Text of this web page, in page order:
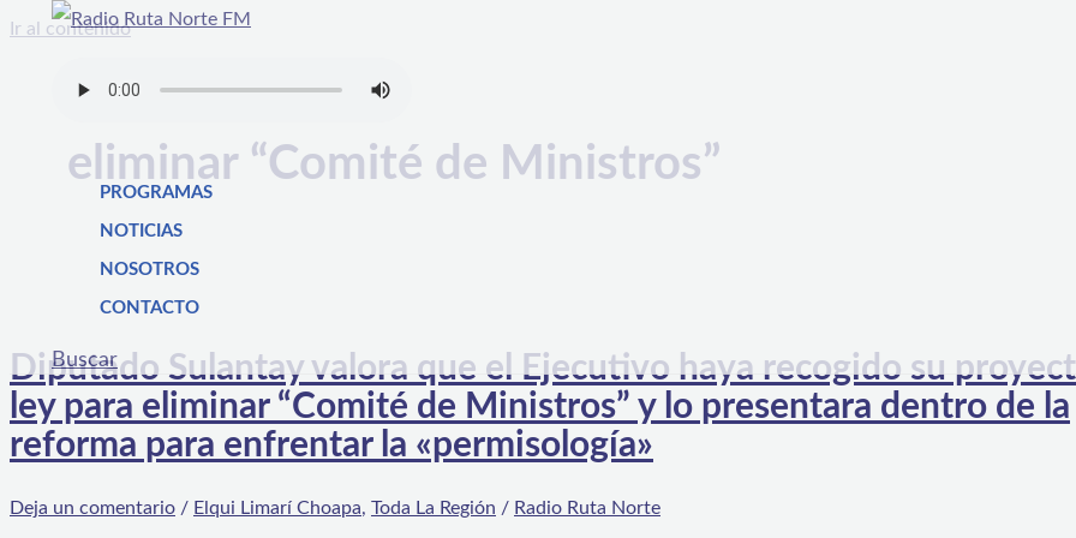
Ir al contenido
PROGRAMAS
NOTICIAS
NOSOTROS
CONTACTO
Buscar
eliminar “Comité de Ministros”
Diputado Sulantay valora que el Ejecutivo haya recogido su
ley para eliminar “Comité de Ministros” y lo presentara dentro de la
reforma para enfrentar la «permisología»
Deja un comentario / Elqui Limarí Choapa, Toda La Región / Radio Ruta Norte